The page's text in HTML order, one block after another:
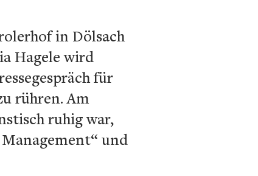
in Dölsach
Hagele wird
für
rühren. Am
ruhig war,
und